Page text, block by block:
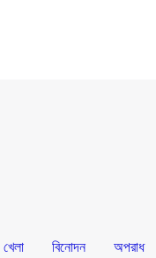
খেলা বিনোদন অপরাধ